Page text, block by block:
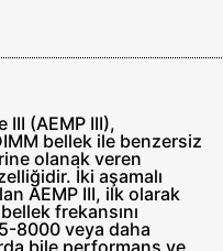
III (AEMP III),
bellek ile benzersiz
olanak veren
İki aşamalı
AEMP III, ilk olarak
frekansını
8000 veya daha